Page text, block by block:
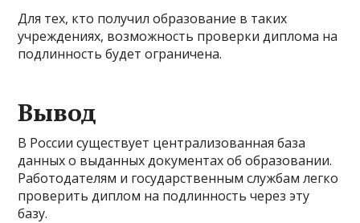
Для тех, кто получил образование в таких
учреждениях, возможность проверки диплома на
подлинность будет ограничена.
Вывод
В России существует централизованная база
данных о выданных документах об образовании.
Работодателям и государственным службам легко
проверить диплом на подлинность через эту
базу.